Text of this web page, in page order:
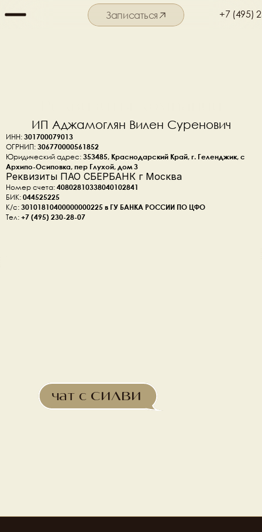
Записаться +7 (495)
ИП Аджамоглян Вилен Суренович
ИНН: 301700079013
ОГРНИП: 306770000561852
Юридический адрес: 353485, Краснодарский Край, г. Геленджик, с
Архипо-Осиповка, пер Глухой, дом 3
Реквизиты ПАО СБЕРБАНК г Москва
Номер счета: 40802810338040102841
БИК: 044525225
К/с: 30101810400000000225 в ГУ БАНКА РОССИИ ПО ЦФО
Тел: +7 (495) 230-28-07
чат с СИЛВИ